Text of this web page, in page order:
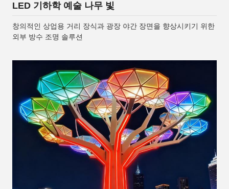
LED 기하학 예술 나무 빛
창의적인 상업용 거리 장식과 광장 야간 장면을 향상시키기 위한
외부 방수 조명 솔루션